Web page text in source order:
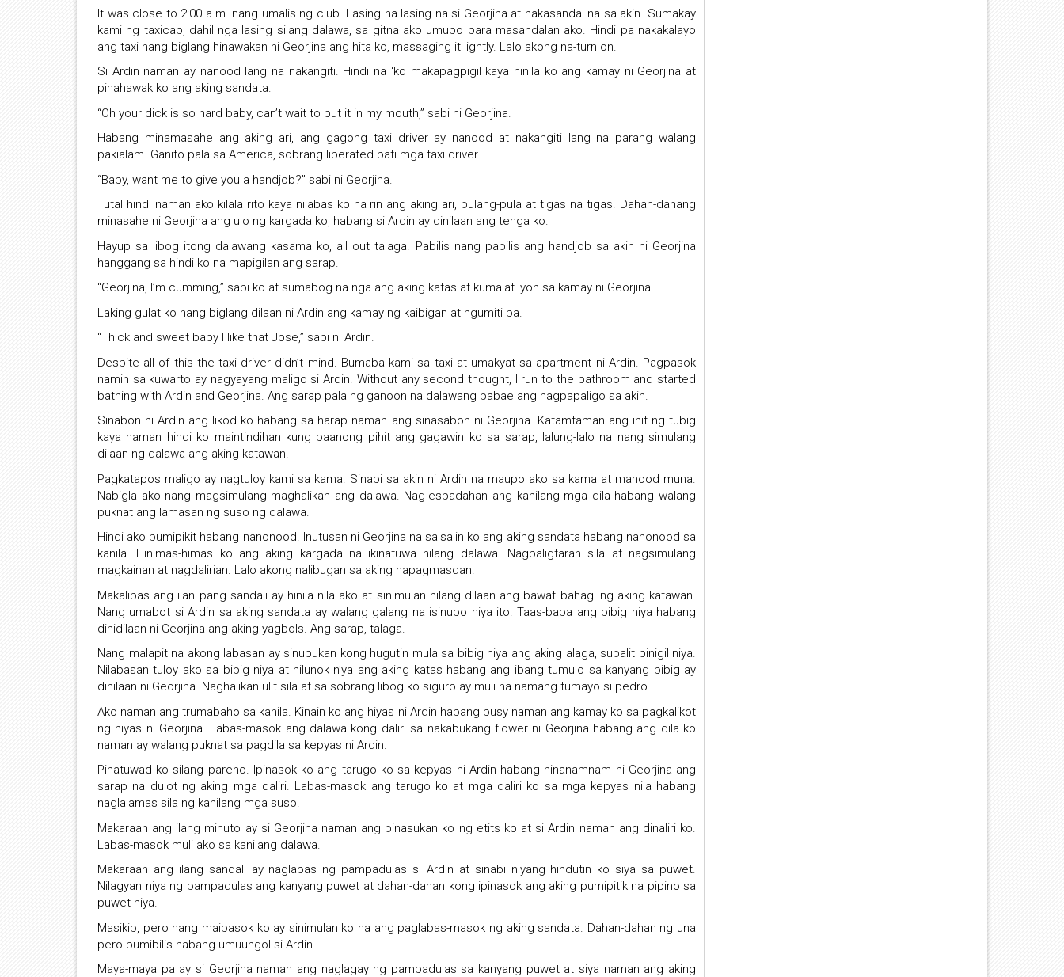
It was close to 2:00 a.m. nang umalis ng club. Lasing na lasing na si Georjina at nakasandal na sa akin. Sumakay
kami ng taxicab, dahil nga lasing silang dalawa, sa gitna ako umupo para masandalan ako. Hindi pa nakakalayo
ang taxi nang biglang hinawakan ni Georjina ang hita ko, massaging it lightly. Lalo akong na-turn on.
Si Ardin naman ay nanood lang na nakangiti. Hindi na ‘ko makapagpigil kaya hinila ko ang kamay ni Georjina at
pinahawak ko ang aking sandata.
“Oh your dick is so hard baby, can’t wait to put it in my mouth,” sabi ni Georjina.
Habang minamasahe ang aking ari, ang gagong taxi driver ay nanood at nakangiti lang na parang walang
pakialam. Ganito pala sa America, sobrang liberated pati mga taxi driver.
“Baby, want me to give you a handjob?” sabi ni Georjina.
Tutal hindi naman ako kilala rito kaya nilabas ko na rin ang aking ari, pulang-pula at tigas na tigas. Dahan-dahang
minasahe ni Georjina ang ulo ng kargada ko, habang si Ardin ay dinilaan ang tenga ko.
Hayup sa libog itong dalawang kasama ko, all out talaga. Pabilis nang pabilis ang handjob sa akin ni Georjina
hanggang sa hindi ko na mapigilan ang sarap.
“Georjina, I’m cumming,” sabi ko at sumabog na nga ang aking katas at kumalat iyon sa kamay ni Georjina.
Laking gulat ko nang biglang dilaan ni Ardin ang kamay ng kaibigan at ngumiti pa.
“Thick and sweet baby I like that Jose,” sabi ni Ardin.
Despite all of this the taxi driver didn’t mind. Bumaba kami sa taxi at umakyat sa apartment ni Ardin. Pagpasok
namin sa kuwarto ay nagyayang maligo si Ardin. Without any second thought, I run to the bathroom and started
bathing with Ardin and Georjina. Ang sarap pala ng ganoon na dalawang babae ang nagpapaligo sa akin.
Sinabon ni Ardin ang likod ko habang sa harap naman ang sinasabon ni Georjina. Katamtaman ang init ng tubig
kaya naman hindi ko maintindihan kung paanong pihit ang gagawin ko sa sarap, lalung-lalo na nang simulang
dilaan ng dalawa ang aking katawan.
Pagkatapos maligo ay nagtuloy kami sa kama. Sinabi sa akin ni Ardin na maupo ako sa kama at manood muna.
Nabigla ako nang magsimulang maghalikan ang dalawa. Nag-espadahan ang kanilang mga dila habang walang
puknat ang lamasan ng suso ng dalawa.
Hindi ako pumipikit habang nanonood. Inutusan ni Georjina na salsalin ko ang aking sandata habang nanonood sa
kanila. Hinimas-himas ko ang aking kargada na ikinatuwa nilang dalawa. Nagbaligtaran sila at nagsimulang
magkainan at nagdalirian. Lalo akong nalibugan sa aking napagmasdan.
Makalipas ang ilan pang sandali ay hinila nila ako at sinimulan nilang dilaan ang bawat bahagi ng aking katawan.
Nang umabot si Ardin sa aking sandata ay walang galang na isinubo niya ito. Taas-baba ang bibig niya habang
dinidilaan ni Georjina ang aking yagbols. Ang sarap, talaga.
Nang malapit na akong labasan ay sinubukan kong hugutin mula sa bibig niya ang aking alaga, subalit pinigil niya.
Nilabasan tuloy ako sa bibig niya at nilunok n’ya ang aking katas habang ang ibang tumulo sa kanyang bibig ay
dinilaan ni Georjina. Naghalikan ulit sila at sa sobrang libog ko siguro ay muli na namang tumayo si pedro.
Ako naman ang trumabaho sa kanila. Kinain ko ang hiyas ni Ardin habang busy naman ang kamay ko sa pagkalikot
ng hiyas ni Georjina. Labas-masok ang dalawa kong daliri sa nakabukang flower ni Georjina habang ang dila ko
naman ay walang puknat sa pagdila sa kepyas ni Ardin.
Pinatuwad ko silang pareho. Ipinasok ko ang tarugo ko sa kepyas ni Ardin habang ninanamnam ni Georjina ang
sarap na dulot ng aking mga daliri. Labas-masok ang tarugo ko at mga daliri ko sa mga kepyas nila habang
naglalamas sila ng kanilang mga suso.
Makaraan ang ilang minuto ay si Georjina naman ang pinasukan ko ng etits ko at si Ardin naman ang dinaliri ko.
Labas-masok muli ako sa kanilang dalawa.
Makaraan ang ilang sandali ay naglabas ng pampadulas si Ardin at sinabi niyang hindutin ko siya sa puwet.
Nilagyan niya ng pampadulas ang kanyang puwet at dahan-dahan kong ipinasok ang aking pumipitik na pipino sa
puwet niya.
Masikip, pero nang maipasok ko ay sinimulan ko na ang paglabas-masok ng aking sandata. Dahan-dahan ng una
pero bumibilis habang umuungol si Ardin.
Maya-maya pa ay si Georjina naman ang naglagay ng pampadulas sa kanyang puwet at siya naman ang aking